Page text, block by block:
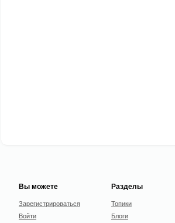
Вы можете
Зарегистрироваться
Войти
Разделы
Топики
Блоги